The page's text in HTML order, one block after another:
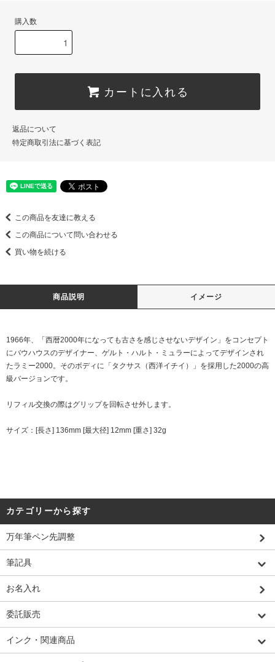
購入数
カートに入れる
返品について
特定商取引法に基づく表記
この商品を友達に教える
この商品について問い合わせる
買い物を続ける
商品説明 イメージ
1966年、「西暦2000年になっても古さを感じさせないデザイン」をコンセプト
にバウハウスのデザイナー、ゲルト・ハルト・ミュラーによってデザインされ
たラミー2000。そのボディに「タクサス（西洋イチイ）」を採用した2000の高
級バージョンです。
リフィル交換の際はグリップを回転させ外します。
サイズ：[長さ] 136mm [最大径] 12mm [重さ] 32g
カテゴリーから探す
万年筆ペン先調整
筆記具
お名入れ
委託販売
インク・関連商品